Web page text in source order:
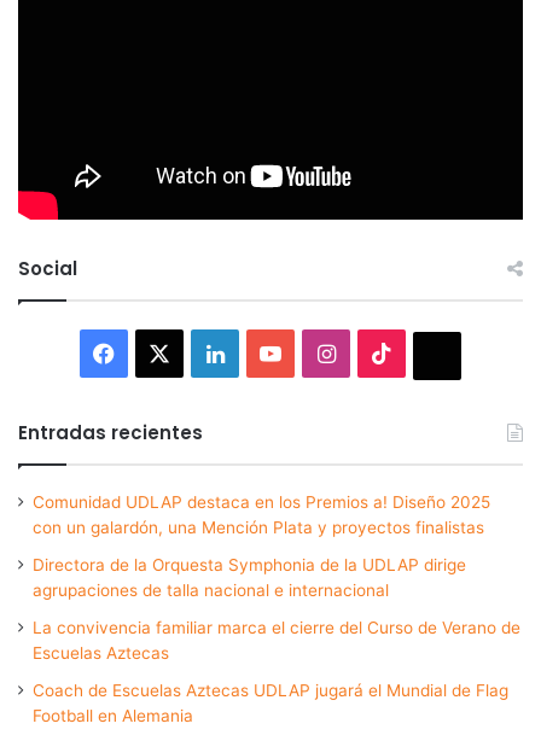
Social
Facebook LinkedInYouTubeInstagram
Entradas recientes
Comunidad UDLAP destaca en los Premios a! Diseño 2025
con un galardón, una Mención Plata y proyectos finalistas
Directora de la Orquesta Symphonia de la UDLAP dirige
agrupaciones de talla nacional e internacional
La convivencia familiar marca el cierre del Curso de Verano de
Escuelas Aztecas
Coach de Escuelas Aztecas UDLAP jugará el Mundial de Flag
Football en Alemania